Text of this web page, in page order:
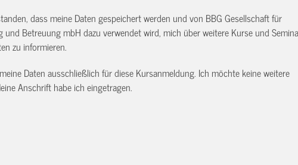
dass meine Daten gespeichert werden und von BBG Gesellschaft für
und Betreuung mbH dazu verwendet wird, mich über weitere Kurse und
zu informieren.
Daten ausschließlich für diese Kursanmeldung. Ich möchte keine weitere
Anschrift habe ich eingetragen.